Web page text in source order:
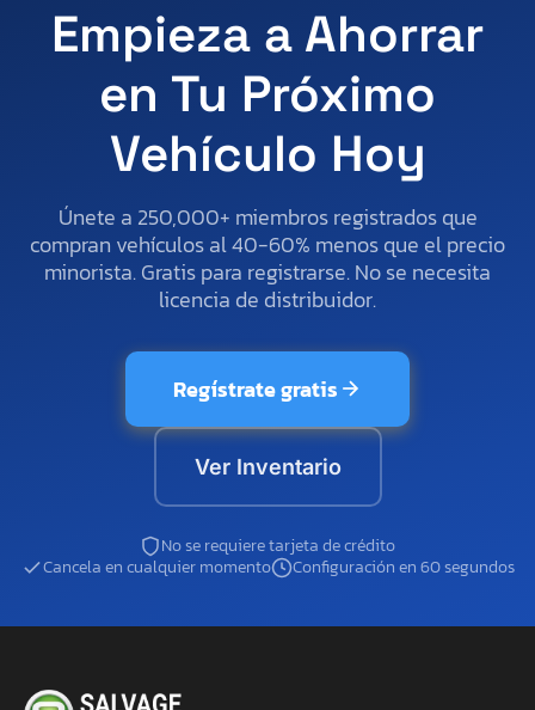
Empieza a Ahorrar
en Tu Próximo
Vehículo Hoy
Únete a 250,000+ miembros registrados que
compran vehículos al 40-60% menos que el precio
minorista. Gratis para registrarse. No se necesita
licencia de distribuidor.
Regístrate gratis
Ver Inventario
No se requiere tarjeta de crédito
Cancela en cualquier momento
Configuración en 60 segundos